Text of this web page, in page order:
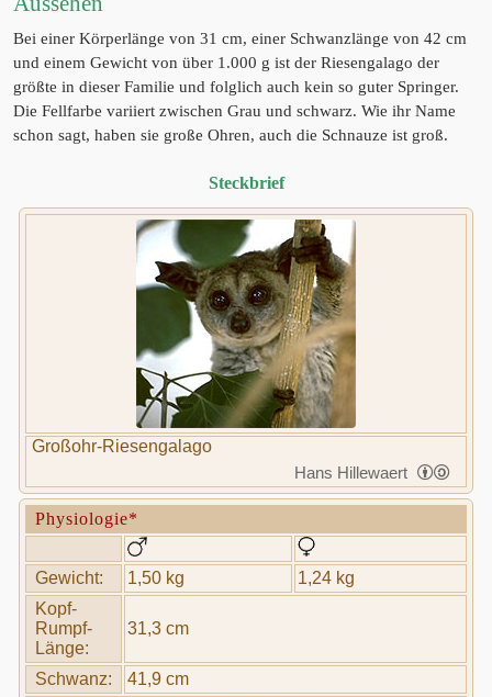
Bei einer Körperlänge von 31 cm, einer Schwanzlänge von 42 cm
und einem Gewicht von über 1.000 g ist der Riesengalago der
größte in dieser Familie und folglich auch kein so guter Springer.
Die Fellfarbe variiert zwischen Grau und schwarz. Wie ihr Name
schon sagt, haben sie große Ohren, auch die Schnauze ist groß.
Steckbrief
Großohr-Riesengalago
Hans Hillewaert
Physiologie*
Gewicht: 1,50 kg
1,24 kg
Kopf-
Rumpf-
Länge:
31,3 cm
Schwanz: 41,9 cm